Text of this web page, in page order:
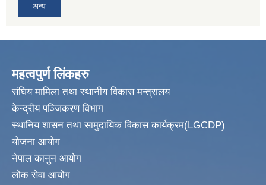
अन्य
महत्वपुर्ण लिंकहरु
संघिय मामिला तथा स्थानीय विकास मन्त्रालय
केन्द्रीय पञ्जिकरण विभाग
स्थानिय शासन तथा सामुदायिक विकास कार्यक्रम(LGCDP)
योजना आयोग
नेपाल कानुन आयोग
लोक सेवा आयोग